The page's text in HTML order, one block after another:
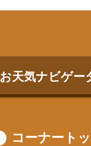
お天気ナビゲー
コーナート